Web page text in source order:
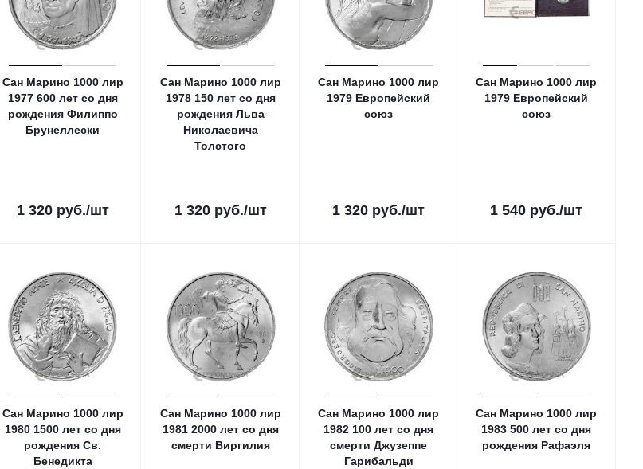
Сан Марино 1000 лир
1977 600 лет со дня
рождения Филиппо
Брунеллески
1 320руб./шт
Сан Марино 1000 лир
1978 150 лет со дня
рождения Льва
Николаевича
Толстого
1 320руб./шт
Сан Марино 1000 лир
1979 Европейский
союз
1 320 руб./шт
Сан Марино 1000 лир
1979 Европейский
союз
1 540 руб./шт
Сан Марино 1000 лир
1980 1500 лет со дня
рождения Св.
Бенедикта
Сан Марино 1000 лир
1981 2000 лет со дня
смерти Виргилия
Сан Марино 1000 лир
1982 100 лет со дня
смерти Джузеппе
Гарибальди
Сан Марино 1000 лир
1983 500 лет со дня
рождения Рафаэля